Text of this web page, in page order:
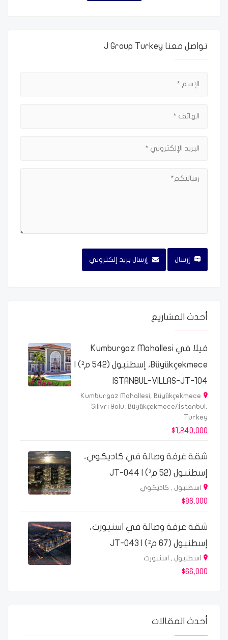
تواصل معنا J Group Turkey
إرسال إرسال بريد إلكتروني
أحدث المشاريع
فيلا في Kumburgaz Mahallesi
Büyükçekmece، إسطنبول (542 م²) |
ISTANBUL-VILLAS-JT-104
Kumburgaz Mahallesi, Büyükçekmece
Silivri Yolu, Büyükçekmece/İstanbul,
Turkey
$1,240,000
شقة غرفة وصالة في كاديكوي،
إسطنبول (52 م²) | JT-044
اسطنبول , كاديكوي
$86,000
شقة غرفة وصالة في اسنيورت،
إسطنبول (67 م²) | JT-043
اسطنبول , اسنيورت
$66,000
أحدث المقالات